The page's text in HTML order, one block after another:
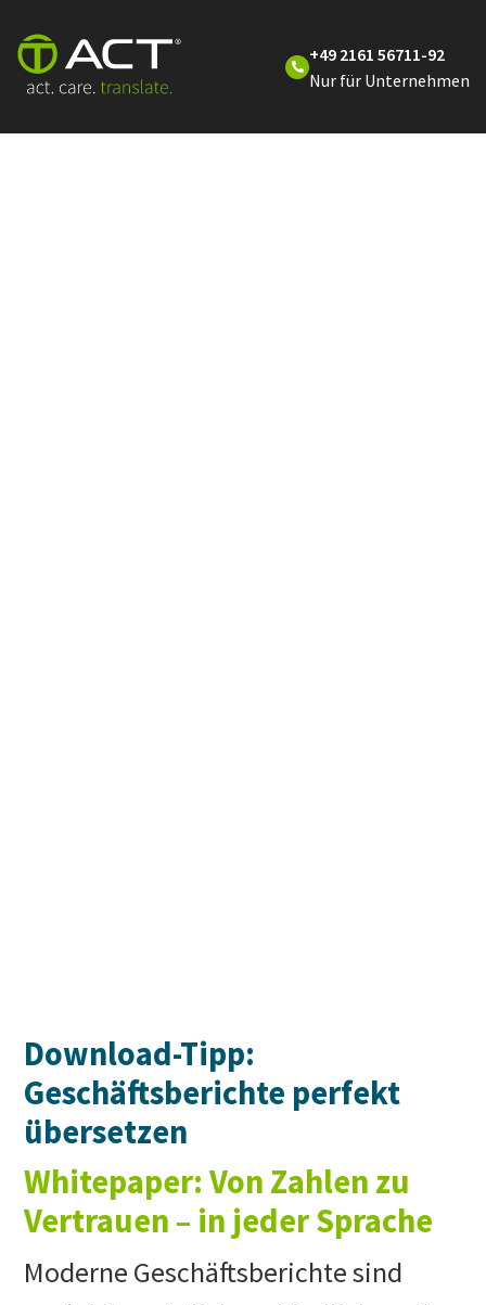
+49 2161 56711-92
Nur für Unternehmen
Download-Tipp:
Geschäftsberichte perfekt
übersetzen
Whitepaper: Von Zahlen zu
Vertrauen – in jeder Sprache
Moderne Geschäftsberichte sind